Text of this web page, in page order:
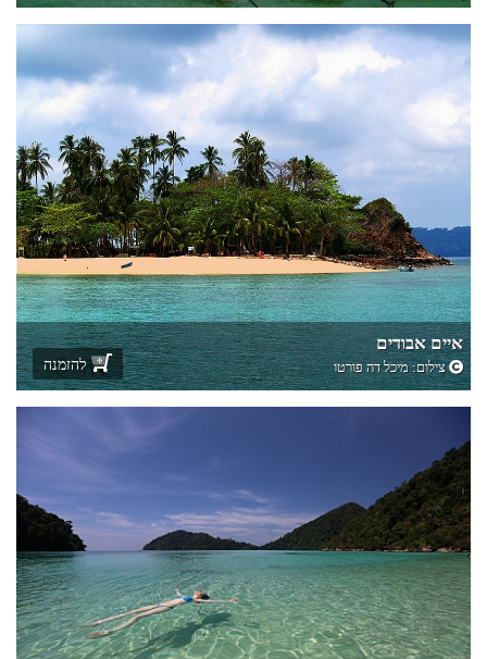
איים אבודים
צילום:מיכל דה פורטו להזמנה